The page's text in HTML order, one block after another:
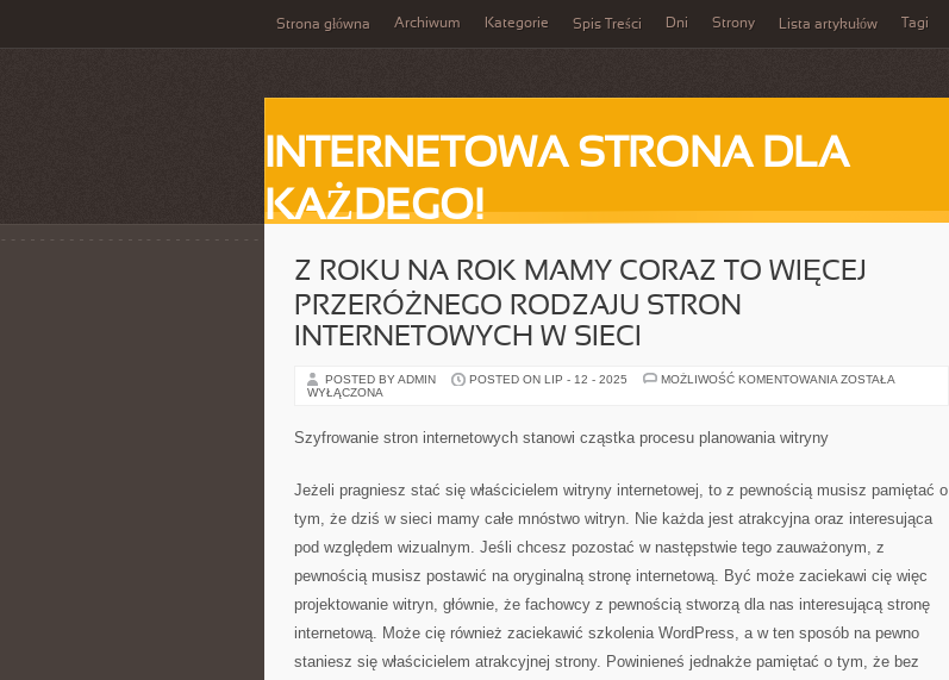
Strona główna Archiwum Kategorie Spis Treści Dni Strony Lista artykułów Tagi
INTERNETOWA STRONA DLA
KAŻDEGO!
Z ROKU NA ROK MAMY CORAZ TO WIĘCEJ
PRZERÓŻNEGO RODZAJU STRON
INTERNETOWYCH W SIECI
POSTED BY ADMIN POSTED ON LIP - 12 - 2025 MOŻLIWOŚĆ KOMENTOWANIA Z
PRZERÓŻNEGO
RODZAJU
INTERNETOWYCH
SIECI
ZOSTAŁA
WYŁĄCZONA
Szyfrowanie stron internetowych stanowi cząstka procesu planowania witryny
Jeżeli pragniesz stać się właścicielem witryny internetowej, to z pewnością musisz pamiętać o
tym, że dziś w sieci mamy całe mnóstwo witryn. Nie każda jest atrakcyjna oraz interesująca
pod względem wizualnym. Jeśli chcesz pozostać w następstwie tego zauważonym, z
pewnością musisz postawić na oryginalną stronę internetową. Być może zaciekawi cię więc
projektowanie witryn, głównie, że fachowcy z pewnością stworzą dla nas interesującą stronę
internetową. Może cię również zaciekawić szkolenia WordPress, a w ten sposób na pewno
staniesz się właścicielem atrakcyjnej strony. Powinieneś jednakże pamiętać o tym, że bez